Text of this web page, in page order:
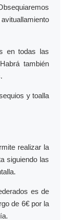
en todas las
también
y toalla
realizar la
siguiendo las
es de
de 6€ por la